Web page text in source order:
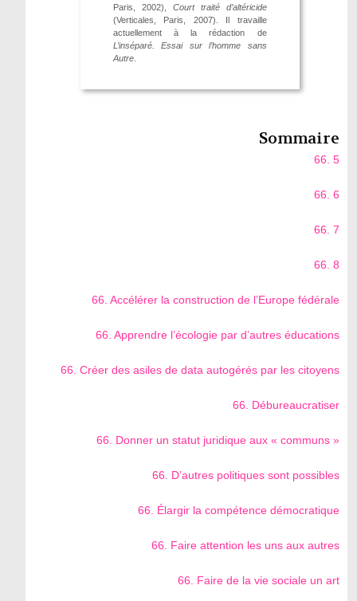
Paris, 2002), Court traité d’altéricide
(Verticales, Paris, 2007). Il travaille
actuellement à la rédaction de
L’inséparé. Essai sur l’homme sans
Autre.
Sommaire
66. 5
66. 6
66. 7
66. 8
66. Accélérer la construction de l’Europe fédérale
66. Apprendre l’écologie par d’autres éducations
66. Créer des asiles de data autogérés par les citoyens
66. Débureaucratiser
66. Donner un statut juridique aux « communs »
66. D’autres politiques sont possibles
66. Élargir la compétence démocratique
66. Faire attention les uns aux autres
66. Faire de la vie sociale un art